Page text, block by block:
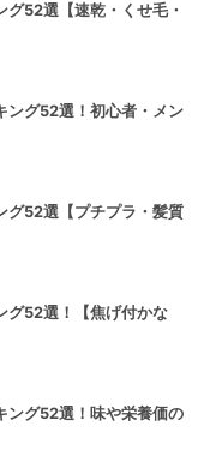
グ52選【速乾・くせ毛・
ング52選！初心者・メン
グ52選【プチプラ・髪質
グ52選！【焦げ付かな
ング52選！味や栄養価の